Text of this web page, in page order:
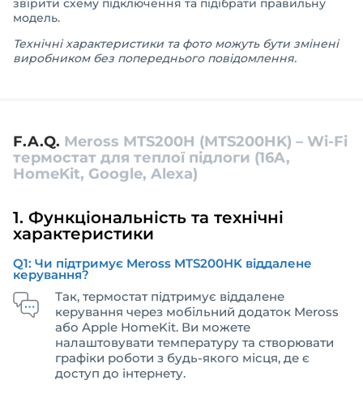
звірити схему підключення та підібрати правильну
модель.
Технічні характеристики та фото можуть бути змінені
виробником без попереднього повідомлення.
F.A.Q. Meross MTS200H (MTS200HK) – Wi-Fi
термостат для теплої підлоги (16A,
HomeKit, Google, Alexa)
1. Функціональність та технічні
характеристики
Q1: Чи підтримує Meross MTS200HK віддалене
керування?
Так, термостат підтримує віддалене
керування через мобільний додаток Meross
або Apple HomeKit. Ви можете
налаштовувати температуру та створювати
графіки роботи з будь-якого місця, де є
доступ до інтернету.